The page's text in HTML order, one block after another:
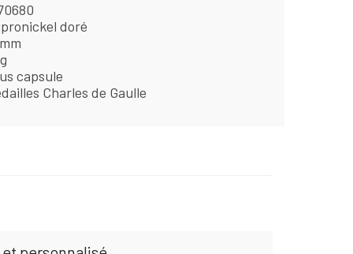
doré
capsule
Charles de Gaulle